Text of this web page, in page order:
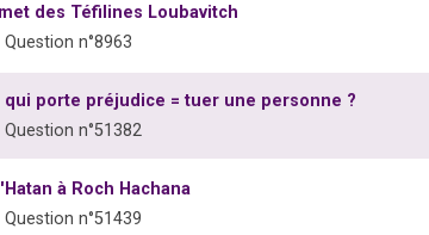
des Téfilines Loubavitch
Question n°8963
qui porte préjudice = tuer une personne ?
Question n°51382
à Roch Hachana
Question n°51439